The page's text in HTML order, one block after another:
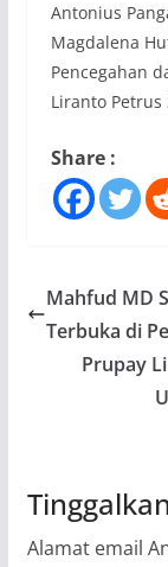
Antonius
Magdalena
Pencegahan
Liranto Petrus
Share :
Mahfud MD
Terbuka di
Prupay
Alamat email